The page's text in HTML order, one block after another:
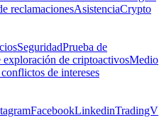
reclamacionesAsistenciaCrypto
SeguridadPrueba de
exploración de criptoactivosMedio
de intereses
FacebookLinkedinTradingV